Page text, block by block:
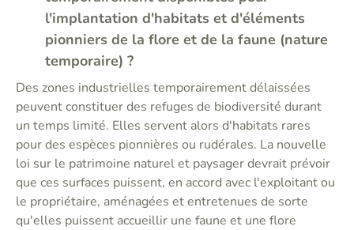
l'implantation d'habitats et d'éléments
pionniers de la flore et de la faune (nature
temporaire) ?
Des zones industrielles temporairement délaissées
peuvent constituer des refuges de biodiversité durant
un temps limité. Elles servent alors d'habitats rares
pour des espèces pionnières ou rudérales. La nouvelle
loi sur le patrimoine naturel et paysager devrait prévoir
que ces surfaces puissent, en accord avec l'exploitant ou
le propriétaire, aménagées et entretenues de sorte
qu'elles puissent accueillir une faune et une flore